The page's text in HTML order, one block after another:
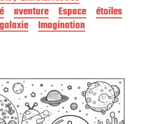
aventure Espace
étoiles
galaxie
Imagination